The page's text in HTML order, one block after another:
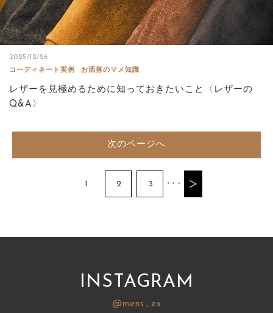
2025/12/26
コーディネート実例
お洒落のマメ知識
レザーを見極めるために知っておきたいこと〈レザーの
Q&A〉
次のページへ
1 2 3
INSTAGRAM
@mens_ex